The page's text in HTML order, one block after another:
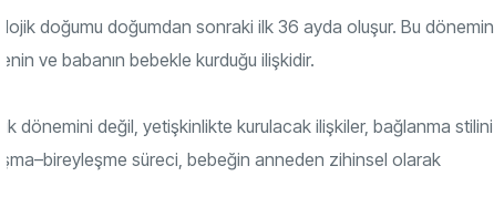
doğumu doğumdan sonraki ilk 36 ayda oluşur. Bu dönemin
ve babanın bebekle kurduğu ilişkidir.
dönemini değil, yetişkinlikte kurulacak ilişkiler, bağlanma stilini
süreci, bebeğin anneden zihinsel olarak